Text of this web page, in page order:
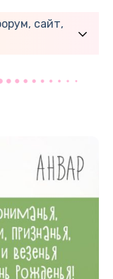
сайт,